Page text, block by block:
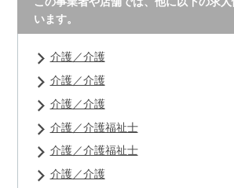
います。
介護／介護
介護／介護
介護／介護
介護／介護福祉士
介護／介護福祉士
介護／介護